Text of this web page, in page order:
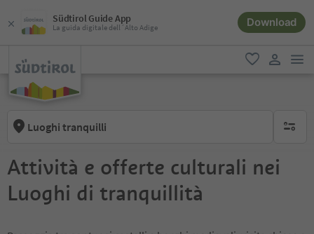
Südtirol Guide App
La guida digitale dell´Alto Adige Download
favoriti
Luoghi tranquilli
Attività e offerte culturali nei
Luoghi di tranquillità